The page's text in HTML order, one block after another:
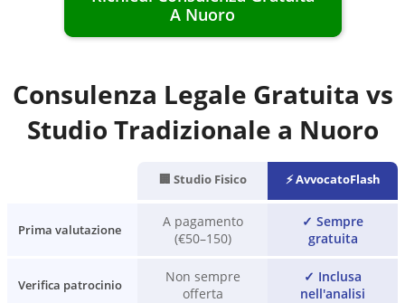
A Nuoro
Consulenza Legale Gratuita vs
Studio Tradizionale a Nuoro
🏢 Studio Fisico ⚡ AvvocatoFlash
Prima valutazione
A pagamento
(€50–150)
✓ Sempre
gratuita
Verifica patrocinio
Non sempre
offerta
✓ Inclusa
nell'analisi